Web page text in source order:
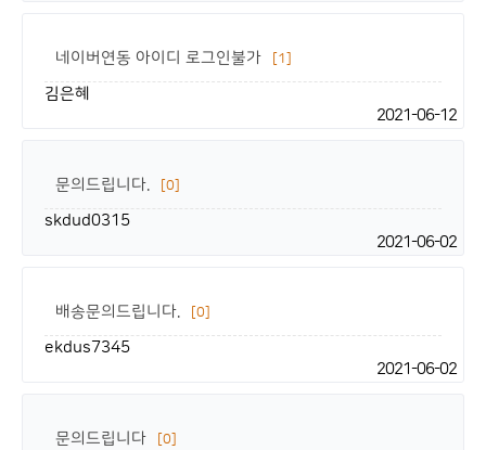
네이버연동 아이디 로그인불가 [1]
김은혜
2021-06-12
문의드립니다. [0]
skdud0315
2021-06-02
배송문의드립니다. [0]
ekdus7345
2021-06-02
문의드립니다 [0]